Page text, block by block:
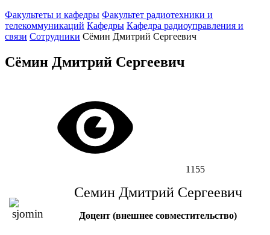
Факультеты и кафедры Факультет радиотехники и
телекоммуникаций Кафедры Кафедра радиоуправления и
связи Сотрудники Сёмин Дмитрий Сергеевич
Сёмин Дмитрий Сергеевич
1155
Семин Дмитрий Сергеевич
Доцент (внешнее совместительство)